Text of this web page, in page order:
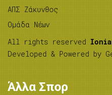
ΑΠΣ Ζάκυνθος
Ομάδα Νέων
All rights reserved
Developed & Powered by
Άλλα Σπορ